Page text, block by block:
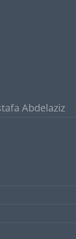
Abdelaziz